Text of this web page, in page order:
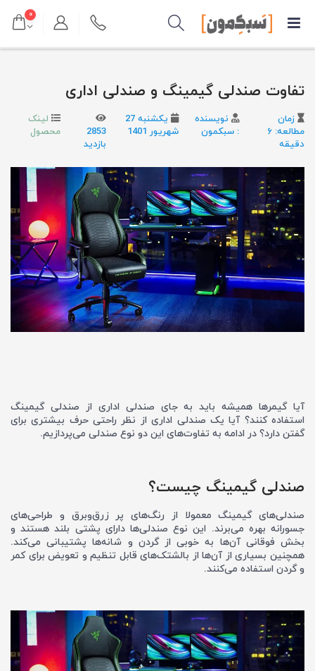
۰
تفاوت صندلی گیمینگ و صندلی اداری
زمان
مطالعه: ۶
دقیقه
نویسنده
: سبکمون
یکشنبه 27
شهریور 1401
2853
بازدید
لینک
محصول
آیا گیمرها همیشه باید به جای صندلی اداری از صندلی گیمینگ
استفاده کنند؟ آیا یک صندلی اداری از نظر راحتی حرف بیشتری برای
گفتن دارد؟ در ادامه به تفاوت‌‌های این دو نوع صندلی می‌پردازیم.
صندلی گیمینگ چیست؟
صندلی‌های گیمینگ معمولا از رنگ‌های پر زرق‌و‌برق و طراحی‌های
جسورانه بهره می‌برند. این نوع صندلی‌ها دارای پشتی بلند هستند و
بخش فوقانی آن‌ها به خوبی از گردن و شانه‌ها پشتیبانی می‌کند.
همچنین بسیاری از آن‌ها از بالشتک‌های قابل تنظیم و تعویض برای کمر
و گردن استفاده می‌کنند.